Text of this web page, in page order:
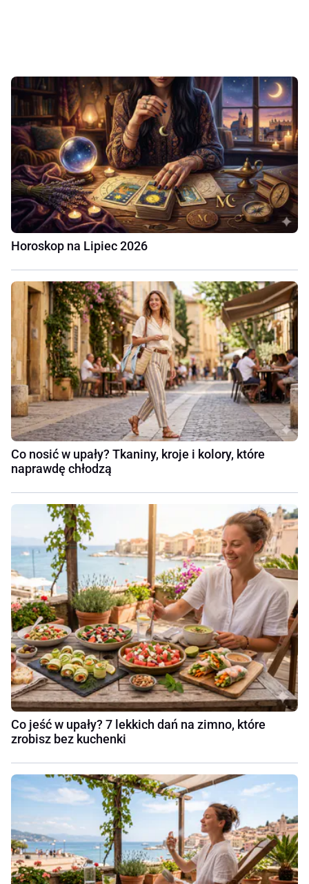
Horoskop na Lipiec 2026
Co nosić w upały? Tkaniny, kroje i kolory, które
naprawdę chłodzą
Co jeść w upały? 7 lekkich dań na zimno, które
zrobisz bez kuchenki